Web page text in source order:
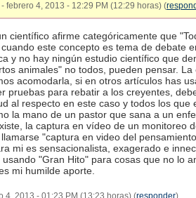
- febrero 4, 2013 - 12:29 PM (12:29 horas) (
científico afirme categóricamente que
este concepto es tema de debate
y no hay ningún estudio científico que
animales" no todos, pueden pensar. La
acomodarla, si en otros artículos has
pruebas para rebatir a los creyentes,
al respecto en este caso y todos los que
la mano de un pastor que sana a un
la captura en vídeo de un monitoreo
"captura en video del
mi es sensacionalista, exagerado e
"Gran Hito" para cosas que no lo
mi humilde aporte.
4, 2013 - 01:23 PM (13:23 horas) (responder)